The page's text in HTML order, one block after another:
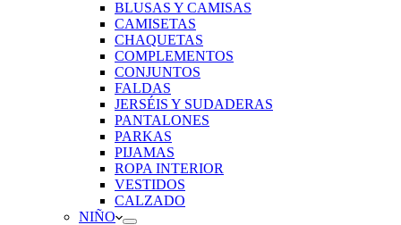
BLUSAS Y CAMISAS
CAMISETAS
CHAQUETAS
COMPLEMENTOS
CONJUNTOS
FALDAS
JERSÉIS Y SUDADERAS
PANTALONES
PARKAS
PIJAMAS
ROPA INTERIOR
VESTIDOS
CALZADO
NIÑO